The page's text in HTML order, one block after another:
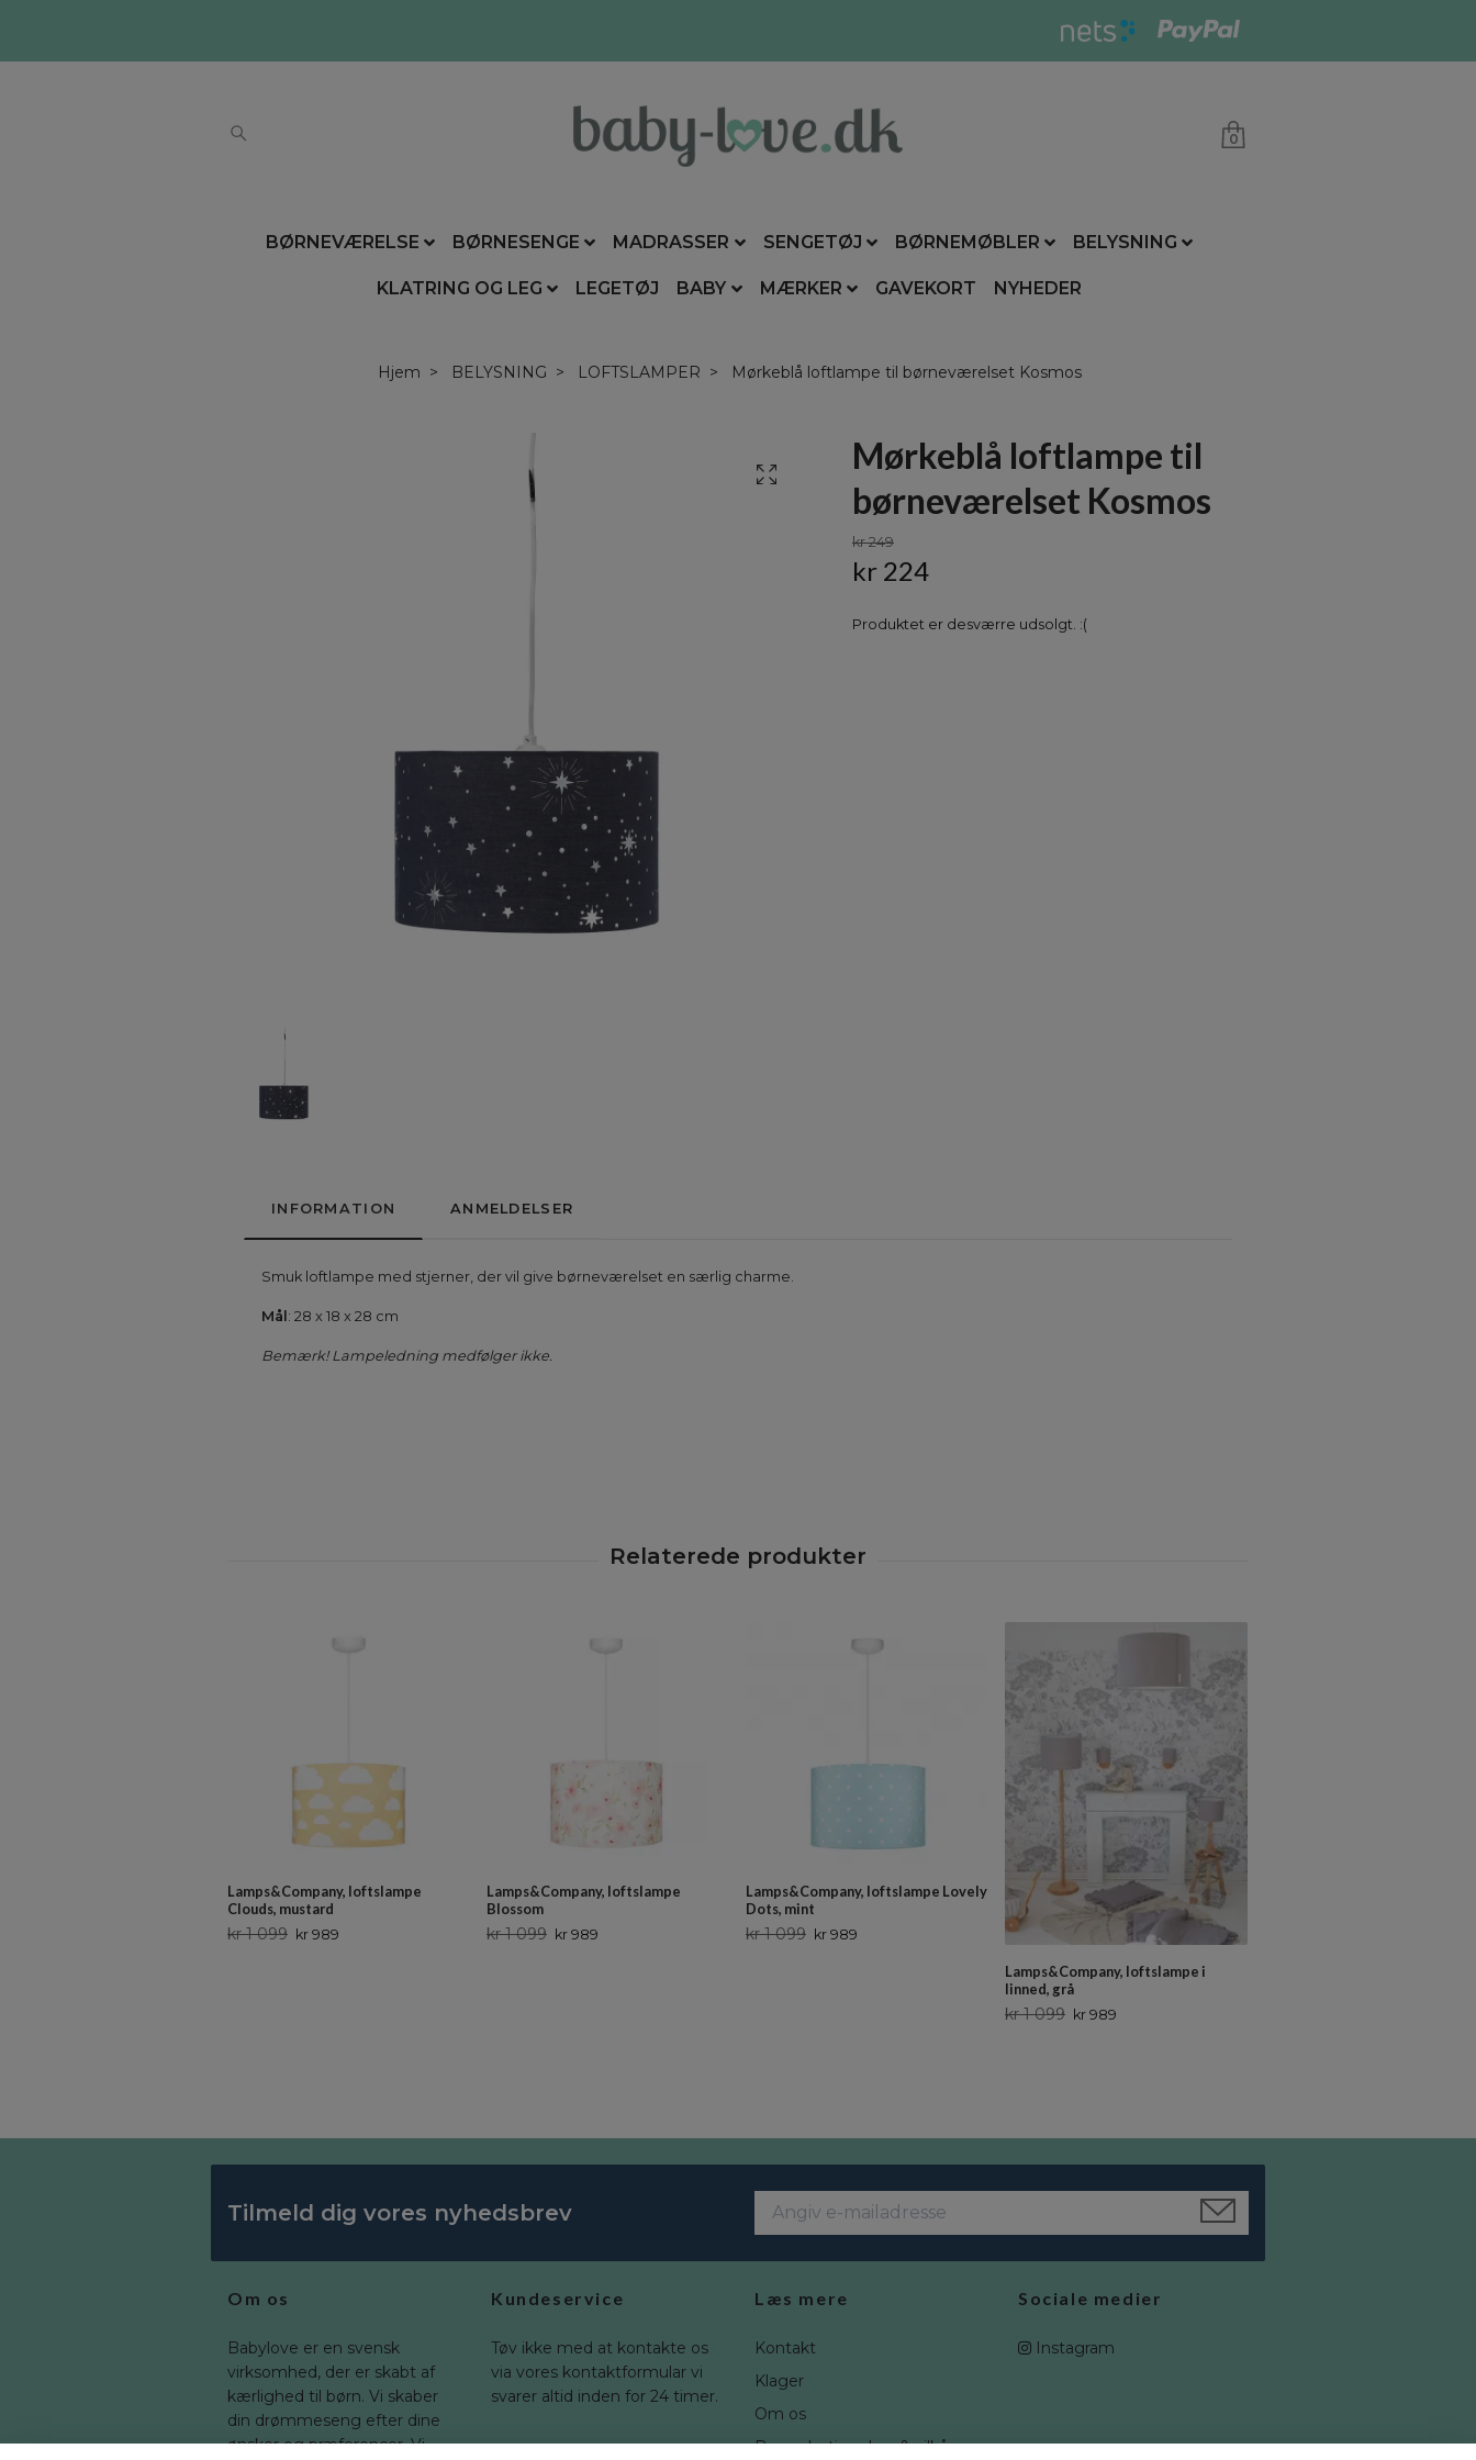
0
BØRNEVÆRELSE BØRNESENGE MADRASSER SENGETØJ BØRNEMØBLER BELYSNING
KLATRING OG LEG LEGETØJ BABY MÆRKER GAVEKORT NYHEDER
Hjem BELYSNING LOFTSLAMPER Mørkeblå loftlampe til børneværelset Kosmos
Mørkeblå loftlampe til
børneværelset Kosmos
kr 249
kr 224
Produktet er desværre udsolgt. :(
INFORMATION ANMELDELSER
Smuk loftlampe med stjerner, der vil give børneværelset en særlig charme.
Mål : 28 x 18 x 28 cm
Bemærk! Lampeledning medfølger ikke.
Lamps&Company, loftslampe
Clouds, mustard
kr 1 099 kr 989
Lamps&Company, loftslampe
Blossom
kr 1 099 kr 989
Lamps&Company, loftslampe Lovely
Dots, mint
kr 1 099 kr 989
Lamps&Company, loftslampe i
linned, grå
kr 1 099 kr 989
Tilmeld dig vores nyhedsbrev
Om os
Babylove er en svensk
virksomhed, der er skabt af
kærlighed til børn. Vi skaber
din drømmeseng efter dine
ønsker og præferencer. Vi
Kundeservice
Tøv ikke med at kontakte os
via vores kontaktformular vi
svarer altid inden for 24 timer.
Læs mere
Kontakt
Klager
Om os
Brugerbetingelser & vilkår
Sociale medier
Instagram